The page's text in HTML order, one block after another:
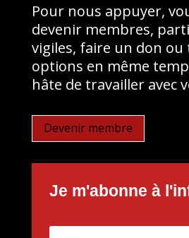
Pour nous appuyer,
devenir membres,
vigiles, faire un don ou
options en même
hâte de travailler avec
Devenir membre
Je m'abonne à